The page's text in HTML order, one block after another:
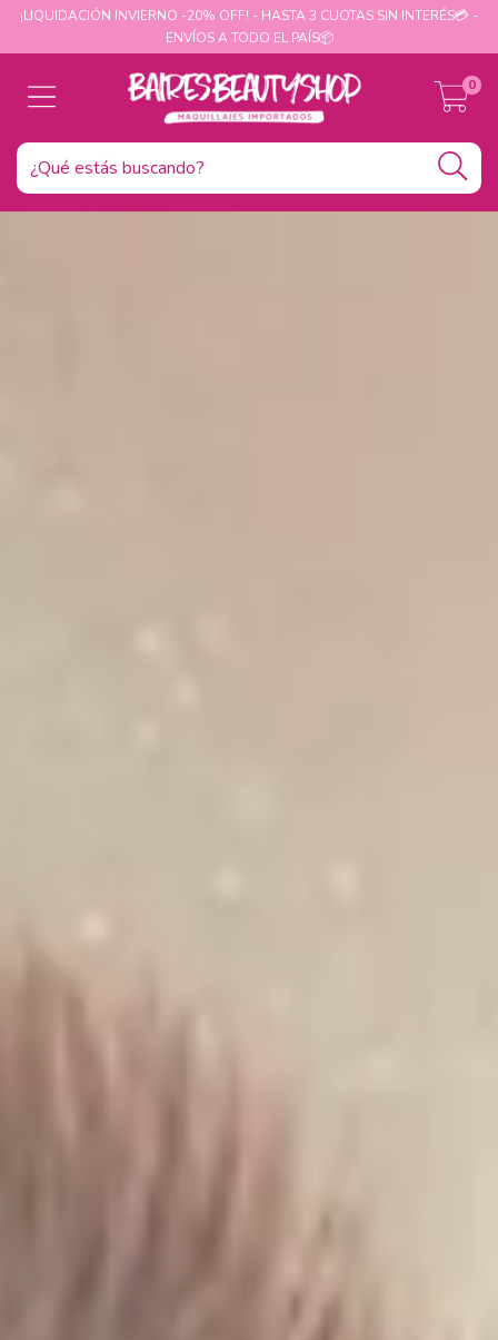
¡LIQUIDACIÓN INVIERNO -20% OFF! - HASTA 3 CUOTAS SIN INTERÉS💳 -
ENVÍOS A TODO EL PAÍS📦
0